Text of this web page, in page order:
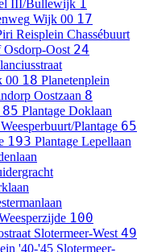
III/Bullewijk 1
Wijk 00 17
Reisplein Chassébuurt
Osdorp-Oost 24
00 18 Planetenplein
Oostzaan 8
85 Plantage Doklaan
Weesperbuurt/Plantage 65
193 Plantage Lepellaan
100
Slotermeer-West 49
'40-'45 Slotermeer-